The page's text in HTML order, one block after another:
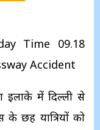
Time 09.18
Accident
इलाके में दिल्ली से
के छह यात्रियों को